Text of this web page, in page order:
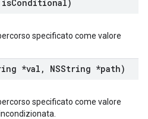
isConditional)
specificato come valore
*val ,
NSString *path)
specificato come valore